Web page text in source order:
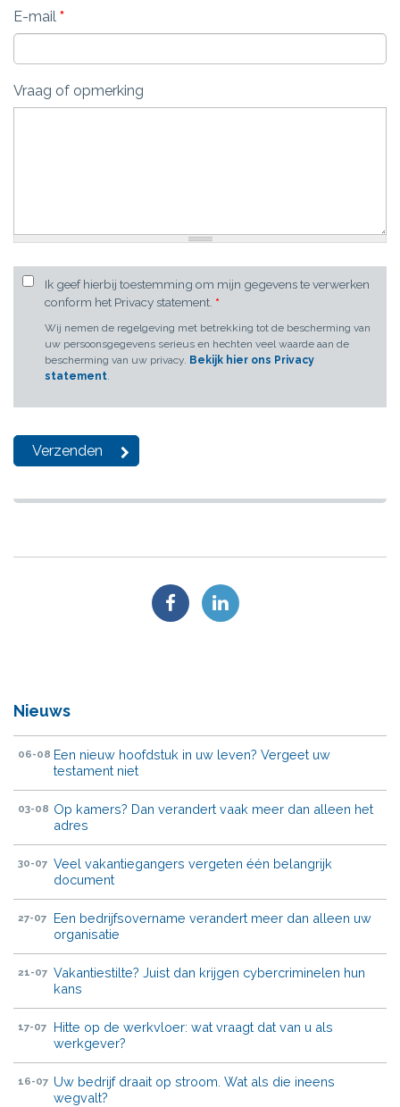
E-mail *
Vraag of opmerking
Ik geef hierbij toestemming om mijn gegevens te verwerken
conform het Privacy statement. *
Wij nemen de regelgeving met betrekking tot de bescherming van
uw persoonsgegevens serieus en hechten veel waarde aan de
bescherming van uw privacy. Bekijk hier ons Privacy
statement.
Nieuws
06-08 Een nieuw hoofdstuk in uw leven? Vergeet uw
testament niet
03-08 Op kamers? Dan verandert vaak meer dan alleen het
adres
30-07 Veel vakantiegangers vergeten één belangrijk
document
27-07
Een bedrijfsovername verandert meer dan alleen uw
organisatie
21-07 Vakantiestilte? Juist dan krijgen cybercriminelen hun
kans
17-07
Hitte op de werkvloer: wat vraagt dat van u als
werkgever?
16-07 Uw bedrijf draait op stroom. Wat als die ineens
wegvalt?